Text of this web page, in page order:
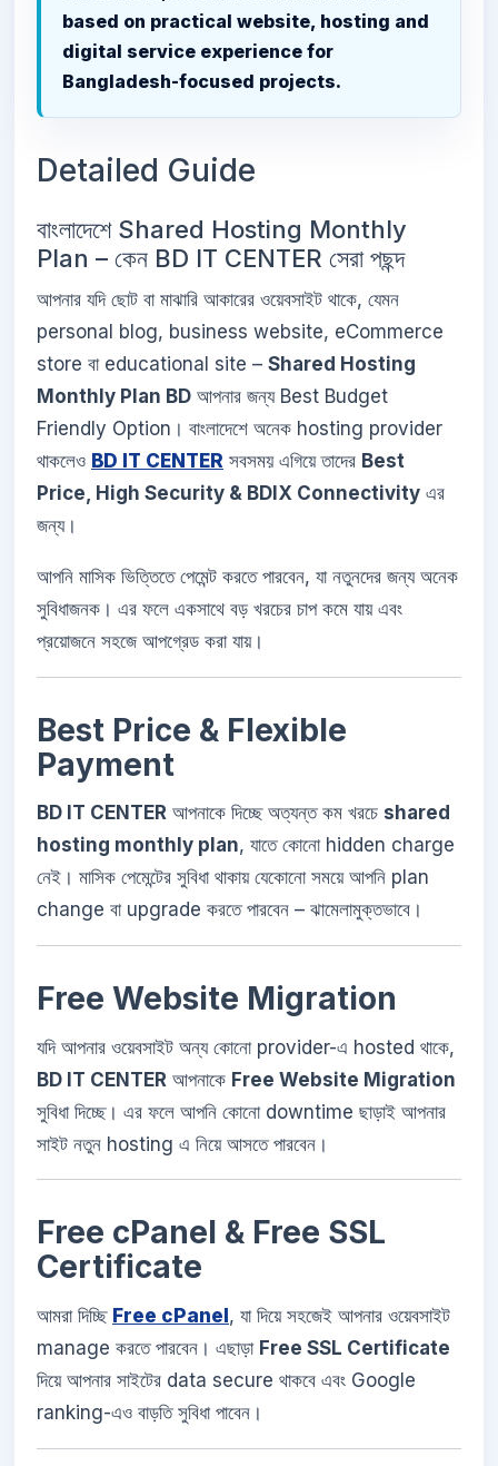
based on practical website, hosting and
digital service experience for
Bangladesh-focused projects.
Detailed Guide
বাংলাদেশে Shared Hosting Monthly
Plan – কেন BD IT CENTER সেরা পছন্দ
আপনার যদি ছোট বা মাঝারি আকারের ওয়েবসাইট থাকে, যেমন
personal blog, business website, eCommerce
store বা educational site – Shared Hosting
Monthly Plan BD আপনার জন্য Best Budget
Friendly Option। বাংলাদেশে অনেক hosting provider
থাকলেও BD IT CENTER সবসময় এগিয়ে তাদের Best
Price, High Security & BDIX Connectivity এর
জন্য।
আপনি মাসিক ভিত্তিতে পেমেন্ট করতে পারবেন, যা নতুনদের জন্য অনেক
সুবিধাজনক। এর ফলে একসাথে বড় খরচের চাপ কমে যায় এবং
প্রয়োজনে সহজে আপগ্রেড করা যায়।
Best Price & Flexible
Payment
BD IT CENTER আপনাকে দিচ্ছে অত্যন্ত কম খরচে shared
hosting monthly plan, যাতে কোনো hidden charge
নেই। মাসিক পেমেন্টের সুবিধা থাকায় যেকোনো সময়ে আপনি plan
change বা upgrade করতে পারবেন – ঝামেলামুক্তভাবে।
Free Website Migration
যদি আপনার ওয়েবসাইট অন্য কোনো provider-এ hosted থাকে,
BD IT CENTER আপনাকে Free Website Migration
সুবিধা দিচ্ছে। এর ফলে আপনি কোনো downtime ছাড়াই আপনার
সাইট নতুন hosting এ নিয়ে আসতে পারবেন।
Free cPanel & Free SSL
Certificate
আমরা দিচ্ছি Free cPanel , যা দিয়ে সহজেই আপনার ওয়েবসাইট
manage করতে পারবেন। এছাড়া Free SSL Certificate
দিয়ে আপনার সাইটের data secure থাকবে এবং Google
ranking-এও বাড়তি সুবিধা পাবেন।